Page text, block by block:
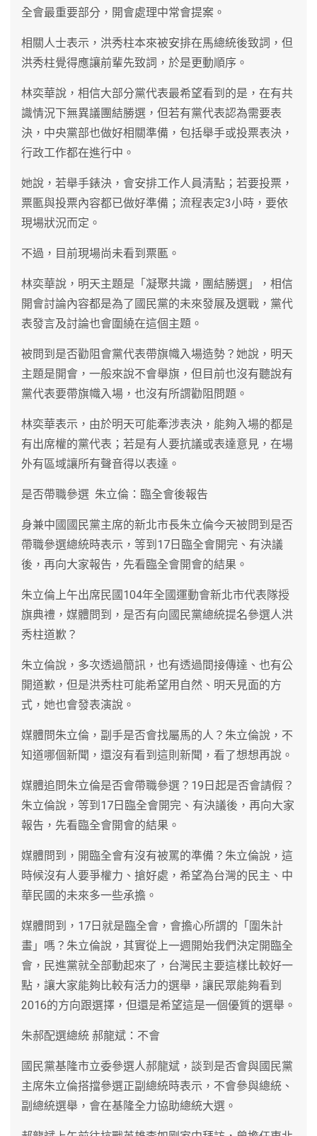
全會最重要部分，開會處理中常會提案。
相關人士表示，洪秀柱本來被安排在馬總統後致詞，但
洪秀柱覺得應讓前輩先致詞，於是更動順序。
林奕華說，相信大部分黨代表最希望看到的是，在有共
識情況下無異議團結勝選，但若有黨代表認為需要表
決，中央黨部也做好相關準備，包括舉手或投票表決，
行政工作都在進行中。
她說，若舉手錶決，會安排工作人員清點；若要投票，
票匭與投票內容都已做好準備；流程表定3小時，要依
現場狀況而定。
不過，目前現場尚未看到票匭。
林奕華說，明天主題是「凝聚共識，團結勝選」，相信
開會討論內容都是為了國民黨的未來發展及選戰，黨代
表發言及討論也會圍繞在這個主題。
被問到是否勸阻會黨代表帶旗幟入場造勢？她說，明天
主題是開會，一般來說不會舉旗，但目前也沒有聽說有
黨代表要帶旗幟入場，也沒有所謂勸阻問題。
林奕華表示，由於明天可能牽涉表決，能夠入場的都是
有出席權的黨代表；若是有人要抗議或表達意見，在場
外有區域讓所有聲音得以表達。
是否帶職參選 朱立倫：臨全會後報告
身兼中國國民黨主席的新北市長朱立倫今天被問到是否
帶職參選總統時表示，等到17日臨全會開完、有決議
後，再向大家報告，先看臨全會開會的結果。
朱立倫上午出席民國104年全國運動會新北市代表隊授
旗典禮，媒體問到，是否有向國民黨總統提名參選人洪
秀柱道歉？
朱立倫說，多次透過簡訊，也有透過間接傳達、也有公
開道歉，但是洪秀柱可能希望用自然、明天見面的方
式，她也會發表演說。
媒體問朱立倫，副手是否會找屬馬的人？朱立倫說，不
知道哪個新聞，還沒有看到這則新聞，看了想想再說。
媒體追問朱立倫是否會帶職參選？19日起是否會請假？
朱立倫說，等到17日臨全會開完、有決議後，再向大家
報告，先看臨全會開會的結果。
媒體問到，開臨全會有沒有被罵的準備？朱立倫說，這
時候沒有人要爭權力、搶好處，希望為台灣的民主、中
華民國的未來多一些承擔。
媒體問到，17日就是臨全會，會擔心所謂的「圍朱計
畫」嗎？朱立倫說，其實從上一週開始我們決定開臨全
會，民進黨就全部動起來了，台灣民主要這樣比較好一
點，讓大家能夠比較有活力的選舉，讓民眾能夠看到
2016的方向跟選擇，但還是希望這是一個優質的選舉。
朱郝配選總統 郝龍斌：不會
國民黨基隆市立委參選人郝龍斌，談到是否會與國民黨
主席朱立倫搭擋參選正副總統時表示，不會參與總統、
副總統選舉，會在基隆全力協助總統大選。